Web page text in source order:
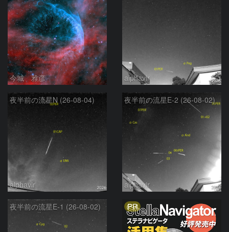
今城 雅彦 alphavir
夜半前の流星N (26-08-04)
alphavir
夜半前の流星E-2 (26-08-02)
alphavir
夜半前の流星E-1 (26-08-02) PR